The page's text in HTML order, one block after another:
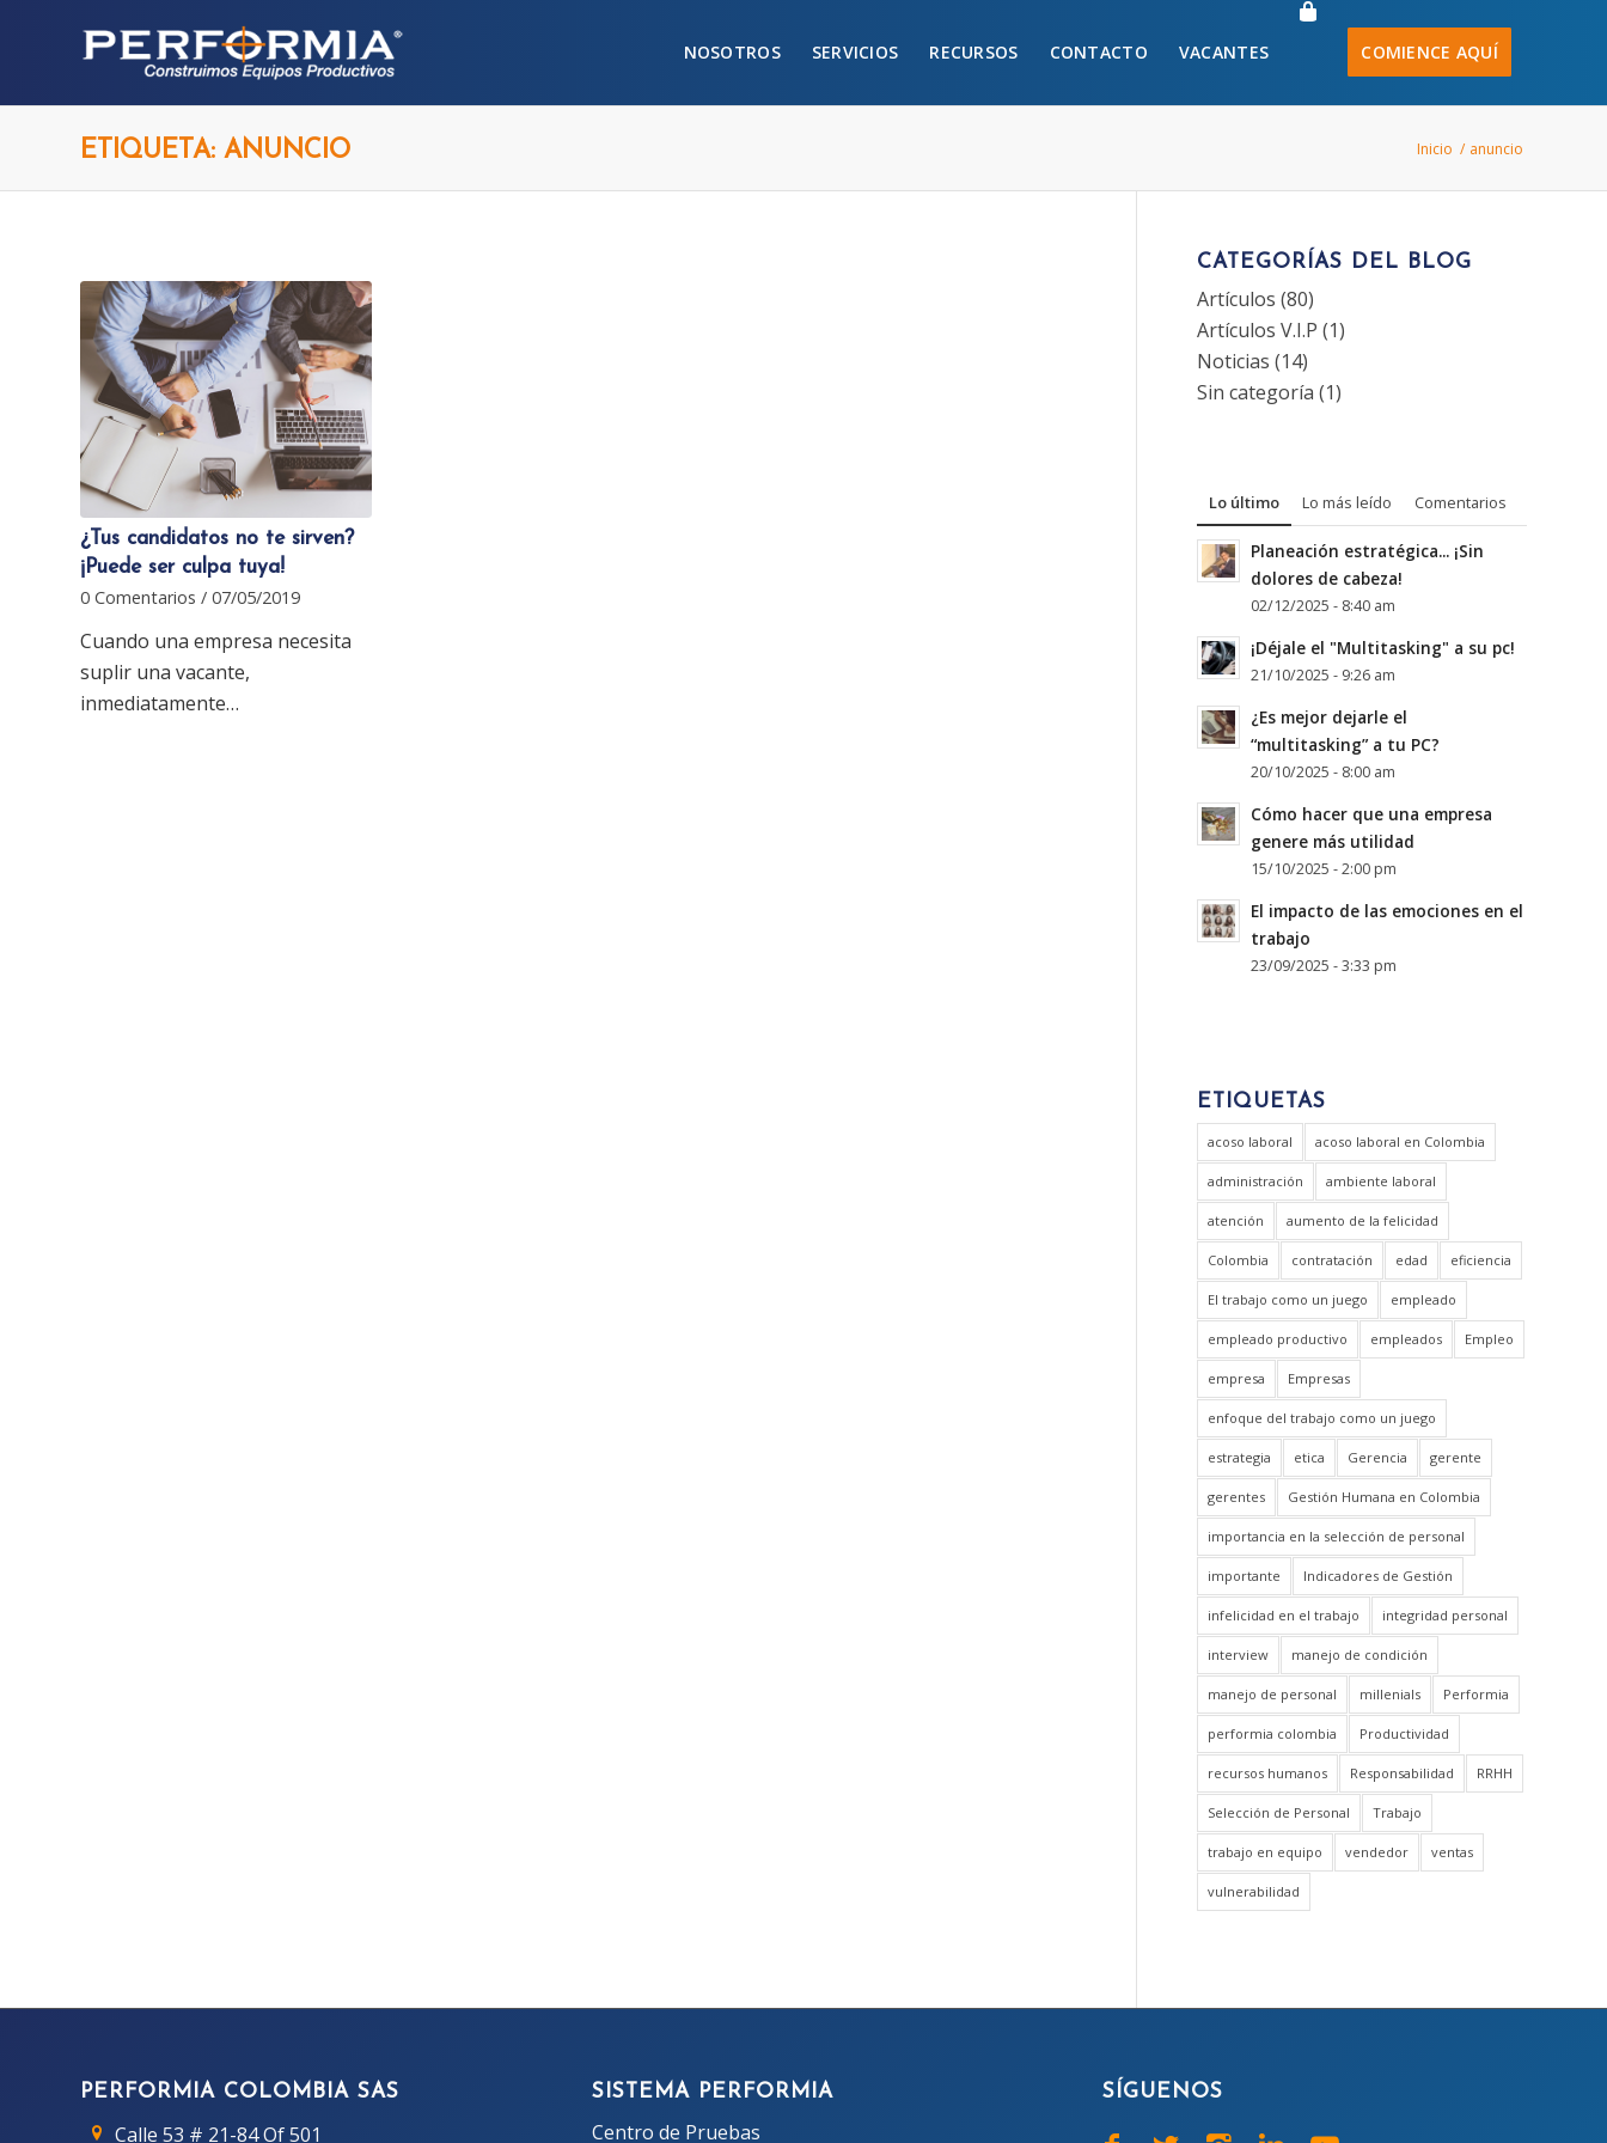
NOSOTROS SERVICIOS RECURSOS CONTACTO VACANTES COMIENCE AQUÍ
ETIQUETA: ANUNCIO Inicio / anuncio
¿Tus candidatos no te sirven?
¡Puede ser culpa tuya!
0 Comentarios / 07/05/2019
Cuando una empresa necesita
suplir una vacante,
inmediatamente…
CATEGORÍAS DEL BLOG
Artículos (80)
Artículos V.I.P (1)
Noticias (14)
Sin categoría (1)
Lo último Lo más leído Comentarios
Planeación estratégica... ¡Sin
dolores de cabeza!
02/12/2025 - 8:40 am
¡Déjale el "Multitasking" a su pc!
21/10/2025 - 9:26 am
¿Es mejor dejarle el
“multitasking” a tu PC?
20/10/2025 - 8:00 am
Cómo hacer que una empresa
genere más utilidad
15/10/2025 - 2:00 pm
El impacto de las emociones en el
trabajo
23/09/2025 - 3:33 pm
ETIQUETAS
acoso laboral acoso laboral en Colombia
administración ambiente laboral
atención aumento de la felicidad
Colombia contratación edad eficiencia
El trabajo como un juego empleado
empleado productivo empleados Empleo
empresa Empresas
enfoque del trabajo como un juego
estrategia etica Gerencia gerente
gerentes Gestión Humana en Colombia
importancia en la selección de personal
importante Indicadores de Gestión
infelicidad en el trabajo integridad personal
interview manejo de condición
manejo de personal millenials Performia
performia colombia Productividad
recursos humanos Responsabilidad RRHH
Selección de Personal Trabajo
trabajo en equipo vendedor ventas
vulnerabilidad
PERFORMIA COLOMBIA SAS
Calle 53 # 21-84 Of 501
SISTEMA PERFORMIA
Centro de Pruebas
SÍGUENOS